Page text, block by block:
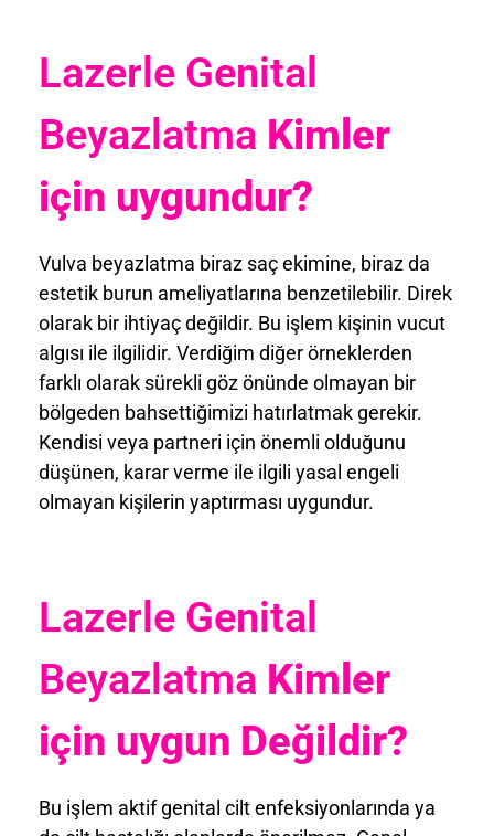
Lazerle Genital
Beyazlatma Kimler
için uygundur?
Vulva beyazlatma biraz saç ekimine, biraz da
estetik burun ameliyatlarına benzetilebilir. Direk
olarak bir ihtiyaç değildir. Bu işlem kişinin vucut
algısı ile ilgilidir. Verdiğim diğer örneklerden
farklı olarak sürekli göz önünde olmayan bir
bölgeden bahsettiğimizi hatırlatmak gerekir.
Kendisi veya partneri için önemli olduğunu
düşünen, karar verme ile ilgili yasal engeli
olmayan kişilerin yaptırması uygundur.
Lazerle Genital
Beyazlatma Kimler
için uygun Değildir?
Bu işlem aktif genital cilt enfeksiyonlarında ya